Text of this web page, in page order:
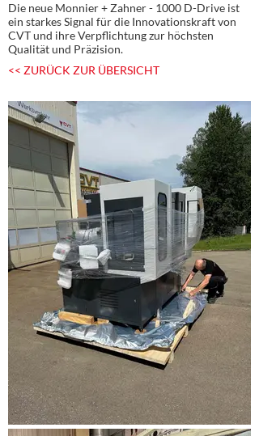
Die neue Monnier + Zahner - 1000 D-Drive ist
ein starkes Signal für die Innovationskraft von
CVT und ihre Verpflichtung zur höchsten
Qualität und Präzision.
<< ZURÜCK ZUR ÜBERSICHT